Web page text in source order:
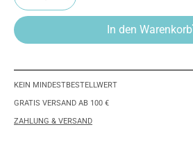
In den Warenkorb
KEIN MINDESTBESTELLWERT
GRATIS VERSAND AB 100 €
ZAHLUNG & VERSAND